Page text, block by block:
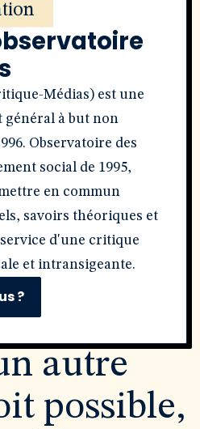
Médias) est une
général à but non
Observatoire des
social de 1995,
en commun
savoirs théoriques et
d'une critique
et intransigeante.
?
autre
possible,